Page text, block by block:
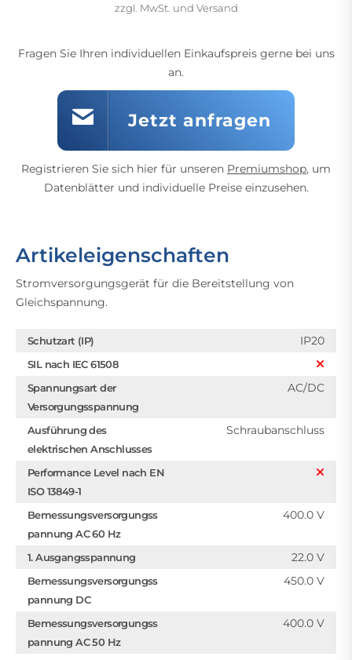
zzgl. MwSt. und Versand
Fragen Sie Ihren individuellen Einkaufspreis gerne bei uns
an.
Jetzt anfragen
Registrieren Sie sich hier für unseren Premiumshop, um
Datenblätter und individuelle Preise einzusehen.
Artikeleigenschaften
Stromversorgungsgerät für die Bereitstellung von
Gleichspannung.
Schutzart (IP) IP20
SIL nach IEC 61508
Spannungsart der
Versorgungsspannung
AC/DC
Ausführung des
elektrischen Anschlusses
Schraubanschluss
Performance Level nach EN
ISO 13849-1
Bemessungsversorgungss
pannung AC 60 Hz
400.0 V
1. Ausgangsspannung 22.0 V
Bemessungsversorgungss
pannung DC
450.0 V
Bemessungsversorgungss
pannung AC 50 Hz
400.0 V